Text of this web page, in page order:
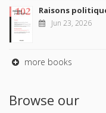
Raisons
Jun 23, 2026
more books
Browse our